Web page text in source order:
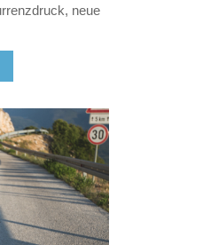
neue